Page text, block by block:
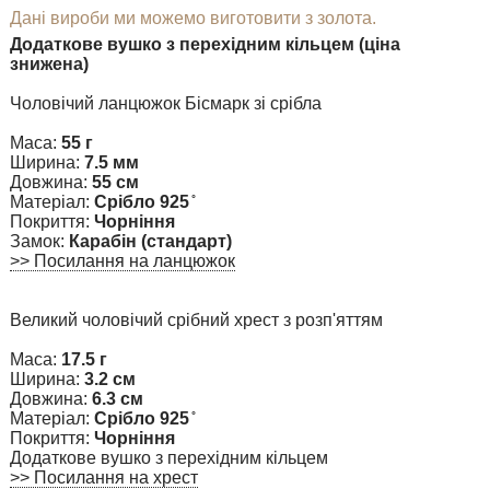
Дані вироби ми можемо виготовити з золота.
Додаткове вушко з перехідним кільцем (ціна
знижена)
Чоловічий ланцюжок Бісмарк зі срібла
Маса: 55 г
Ширина: 7.5 мм
Довжина: 55 см
Матеріал: Срібло 925 ̊
Покриття: Чорніння
Замок: Карабін (стандарт)
>> Посилання на ланцюжок
Великий чоловічий срібний хрест з розп'яттям
Маса: 17.5 г
Ширина: 3.2 см
Довжина: 6.3 см
Матеріал: Срібло 925 ̊
Покриття: Чорніння
Додаткове вушко з перехідним кільцем
>> Посилання на хрест